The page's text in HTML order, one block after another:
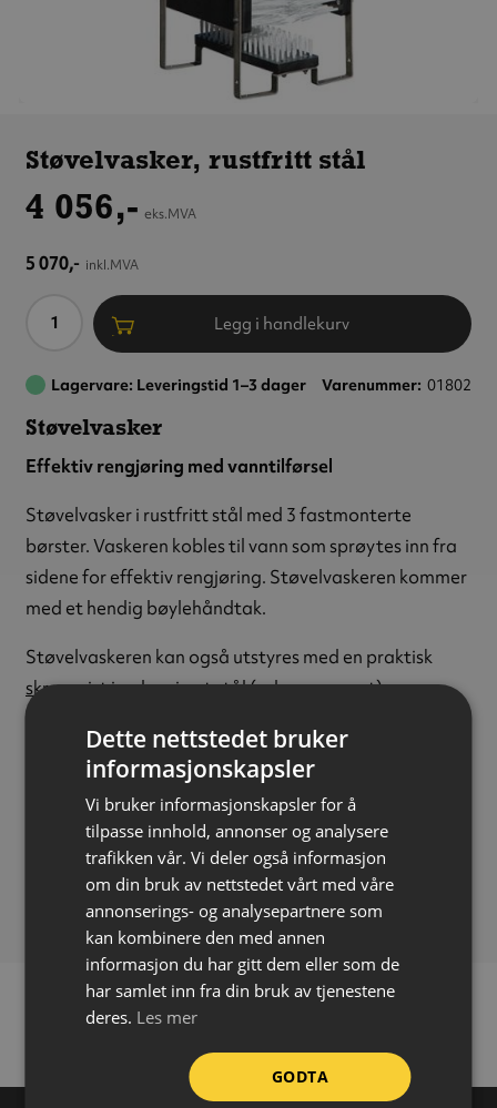
Støvelvasker, rustfritt stål
4 056,- eks.MVA
5 070,- inkl.MVA
Antall Legg i handlekurv
Lagervare: Leveringstid 1–3 dager Varenummer 01802
Støvelvasker
Effektiv rengjøring med vanntilførsel
Støvelvasker i rustfritt stål med 3 fastmonterte
børster. Vaskeren kobles til vann som sprøytes inn fra
sidene for effektiv rengjøring. Støvelvaskeren kommer
med et hendig bøylehåndtak.
Støvelvaskeren kan også utstyres med en praktisk
skraperisti galvanisert stål (selges separat).
Materiale:Rustfritt stål
Høyde: 820 mm
Bredde:330 mm
Dybde:330 mm
Vanntilkobling: 1/2" (Gardena)
5,6 kg
Dette nettstedet bruker
informasjonskapsler
Vi bruker informasjonskapsler for å
tilpasse innhold, annonser og analysere
trafikken vår. Vi deler også informasjon
om din bruk av nettstedet vårt med våre
annonserings- og analysepartnere som
kan kombinere den med annen
informasjon du har gitt dem eller som de
har samlet inn fra din bruk av tjenestene
deres. Les mer
GODTA